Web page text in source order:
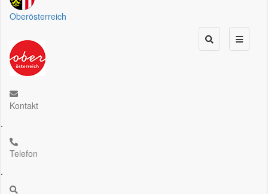
Oberösterreich
Kontakt
.
Telefon
.